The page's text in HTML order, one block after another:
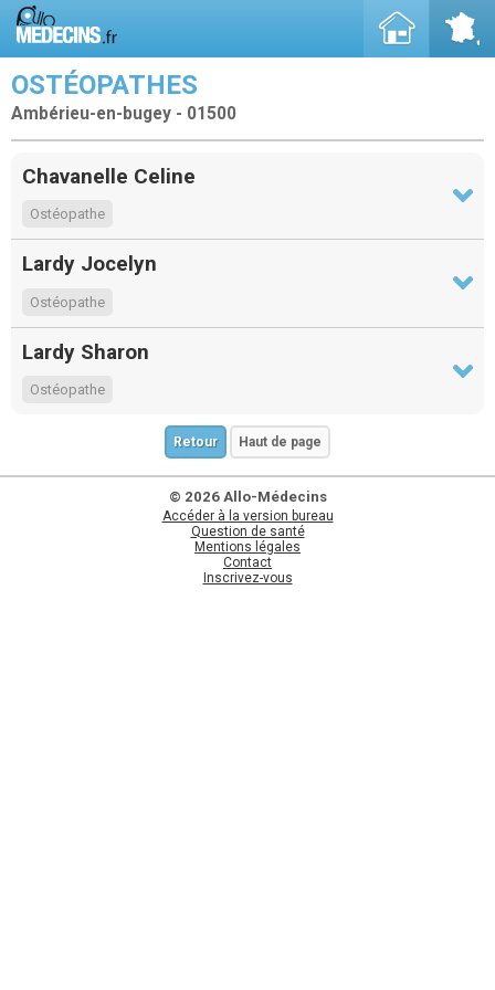
OSTÉOPATHES
Ambérieu-en-bugey - 01500
Chavanelle Celine
Ostéopathe
Lardy Jocelyn
Ostéopathe
Lardy Sharon
Ostéopathe
Retour Haut de page
© 2026 Allo-Médecins
Accéder à la version bureau
Question de santé
Mentions légales
Contact
Inscrivez-vous